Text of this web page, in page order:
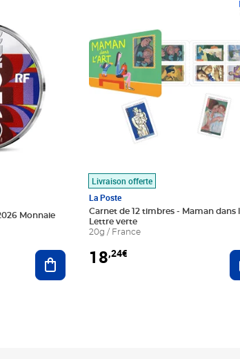
Monnaie
Ajouter au panier
Livraison offerte
La Poste
Carnet de 12 timbres - Maman dans
Lettre verte
20g / France
18,24€